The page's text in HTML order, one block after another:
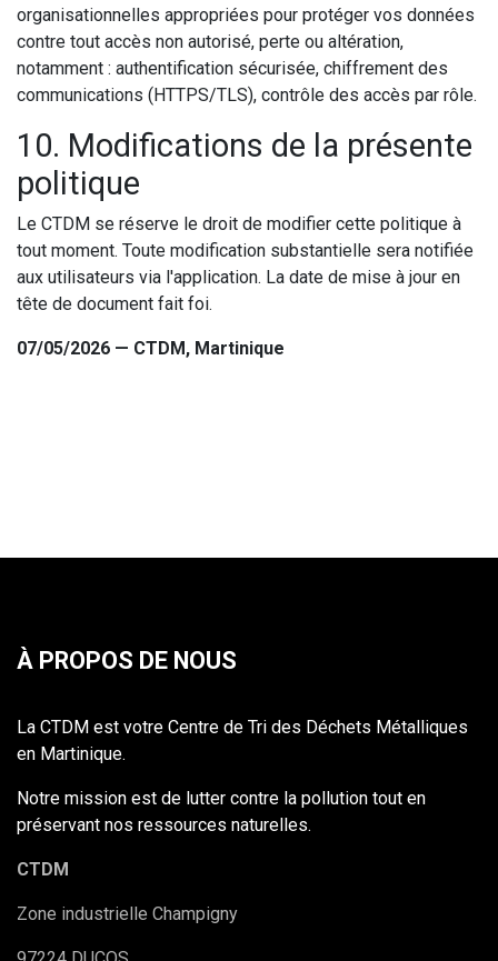
organisationnelles appropriées pour protéger vos données
contre tout accès non autorisé, perte ou altération,
notamment : authentification sécurisée, chiffrement des
communications (HTTPS/TLS), contrôle des accès par rôle.
10. Modifications de la présente
politique
Le CTDM se réserve le droit de modifier cette politique à
tout moment. Toute modification substantielle sera notifiée
aux utilisateurs via l'application. La date de mise à jour en
tête de document fait foi.
07/05/2026 — CTDM, Martinique
À PROPOS DE NOUS
La CTDM est votre Centre de Tri des Déchets Métalliques
en Martinique.
Notre mission est de lutter contre la pollution tout en
préservant nos ressources naturelles.
CTDM
Zone industrielle Champigny